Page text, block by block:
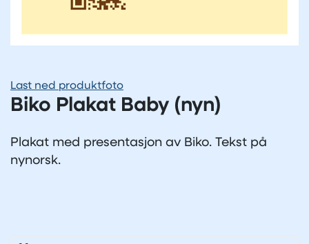
Last ned produktfoto
Biko Plakat Baby (nyn)
Plakat med presentasjon av Biko. Tekst på
nynorsk.